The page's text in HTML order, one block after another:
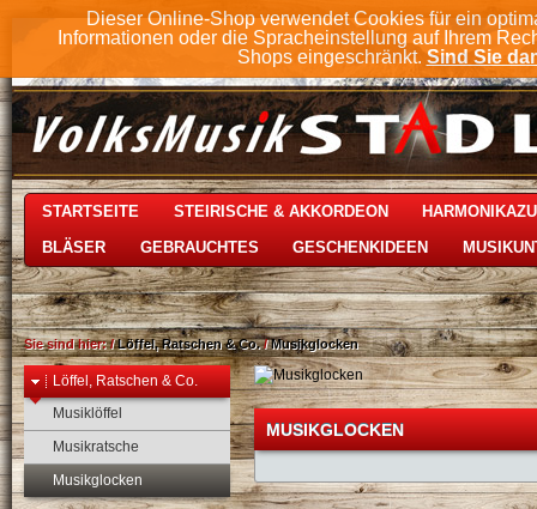
Dieser Online-Shop verwendet Cookies für ein
Informationen oder die Spracheinstellung auf Ihrem
Shops eingeschränkt. Sind Sie
STARTSEITE STEIRISCHE & AKKORDEON
BLÄSER GEBRAUCHTES GESCHENKIDEEN
Sie sind hier:/Löffel, Ratschen & Co./Musikglocken
Löffel, Ratschen & Co.
Musiklöffel
Musikratsche
Musikglocken
MUSIKGLOCKEN